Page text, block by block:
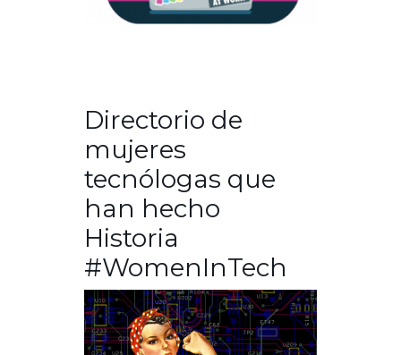
Directorio de
mujeres
tecnólogas que
han hecho
Historia
#WomenInTech